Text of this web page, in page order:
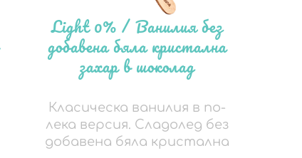
Light 0% / Ванилия без
добавена бяла кристална
захар в шоколад
Класическа ванилия в по-
лека версия. Сладолед без
добавена бяла кристална